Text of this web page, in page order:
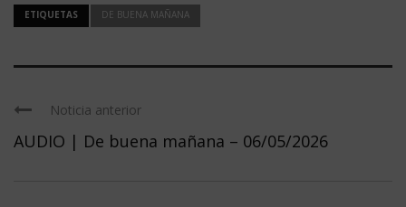
ETIQUETAS DE BUENA MAÑANA
Noticia anterior
AUDIO | De buena mañana – 06/05/2026